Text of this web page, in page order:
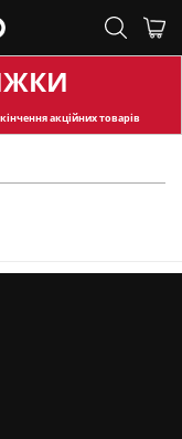
акційних товарів